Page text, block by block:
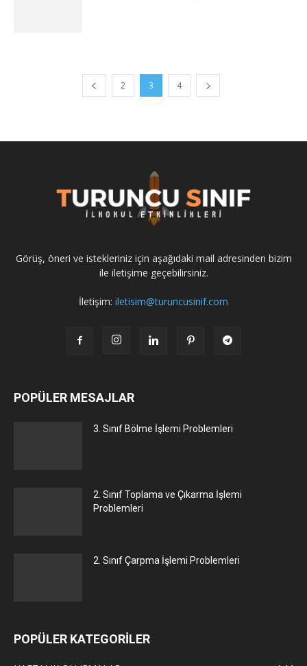
2 3 4
Görüş, öneri ve istekleriniz için aşağıdaki mail adresinden bizim
ile iletişime geçebilirsiniz.
İletişim: iletisim@turuncusinif.com
POPÜLER MESAJLAR
3. Sınıf Bölme İşlemi Problemleri
2. Sınıf Toplama ve Çıkarma İşlemi
Problemleri
2. Sınıf Çarpma İşlemi Problemleri
POPÜLER KATEGORİLER